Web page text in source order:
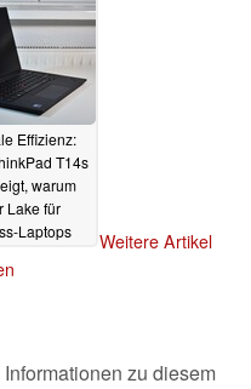
Effizienz:
T14s
warum
Lake für
Laptops
Weitere Artikel
zu diesem